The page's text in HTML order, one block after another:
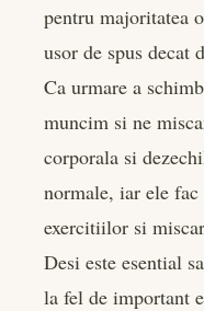
pentru majoritatea
usor de spus decat
Ca urmare a
muncim si ne
corporala si
normale, iar ele
exercitiilor si
Desi este esential
la fel de important